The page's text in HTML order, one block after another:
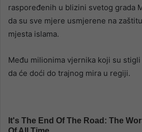
raspoređenih u blizini svetog grada
da su sve mjere usmjerene na
mjesta islama.
Među milionima vjernika koji su stigli
da će doći do trajnog mira u regiji.